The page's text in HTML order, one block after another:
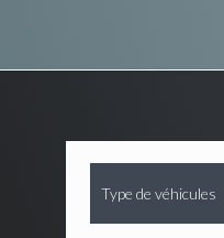
Type de véhicules